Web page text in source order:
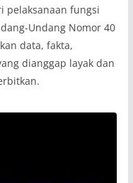
pelaksanaan fungsi
Undang Nomor 40
data, fakta,
dianggap layak dan